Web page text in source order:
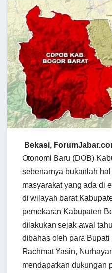
Bekasi,
Otonomi Baru (DOB)
sebenarnya bukanlah
masyarakat yang ada di
di wilayah barat
pemekaran Kabupaten
dilakukan sejak awal
dibahas oleh para
Rachmat Yasin,
mendapatkan dukungan